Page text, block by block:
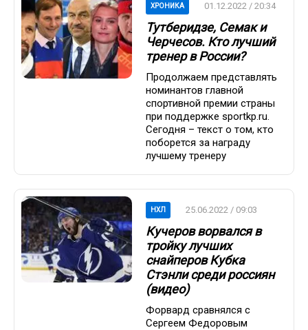
ХРОНИКА 01.12.2022 / 20:34
Тутберидзе, Семак и
Черчесов. Кто лучший
тренер в России?
Продолжаем представлять
номинантов главной
спортивной премии страны
при поддержке sportkp.ru.
Сегодня – текст о том, кто
поборется за награду
лучшему тренеру
НХЛ 25.06.2022 / 09:03
Кучеров ворвался в
тройку лучших
снайперов Кубка
Стэнли среди россиян
(видео)
Форвард сравнялся с
Сергеем Федоровым